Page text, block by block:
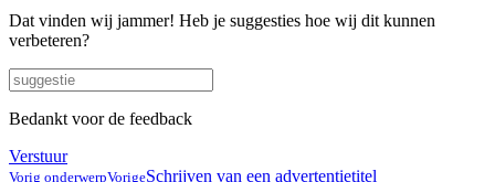
Dat vinden wij jammer! Heb je suggesties hoe wij dit kunnen
verbeteren?
Bedankt voor de feedback
Verstuur
Vorig onderwerpVorigeSchrijven van een advertentietitel